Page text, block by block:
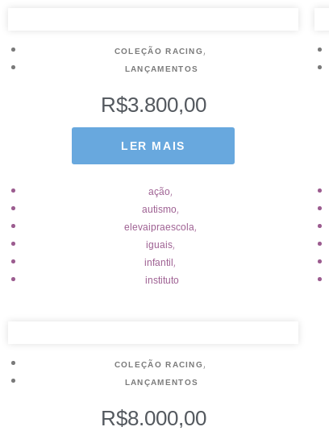
COLEÇÃO RACING ,
LANÇAMENTOS
R$3.800,00
LER MAIS
ação,
autismo,
elevaipraescola,
iguais,
infantil ,
instituto
COLEÇÃO RACING ,
LANÇAMENTOS
R$8.000,00